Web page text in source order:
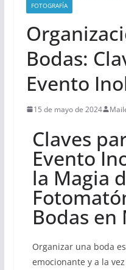
FOTOGRAFÍA
Bodas:
Evento
15 de mayo de 2024
Claves
Evento
la Magia
Bodas en
Organizar una boda
emocionante y a la